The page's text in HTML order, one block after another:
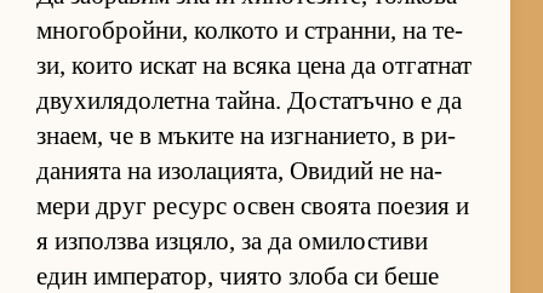
мно­гоб­рой­ни, кол­кото и стран­ни, на те­
зи, ко­ито ис­кат на всяка цена да от­гат­нат
дву­хи­ля­до­летна тай­на. Дос­та­тъчно е да
зна­ем, че в мъ­ките на из­г­на­ни­е­то, в ри­
да­ни­ята на изо­ла­ци­я­та, Ови­дий не на­
мери друг ре­сурс ос­вен сво­ята по­е­зия и
я из­пол­зва из­ця­ло, за да оми­лос­тиви
един им­пе­ра­тор, чи­ято злоба си беше